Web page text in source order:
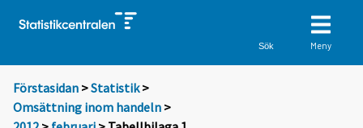
Sök Meny
Förstasidan >Statistik >
Omsättning inom handeln >